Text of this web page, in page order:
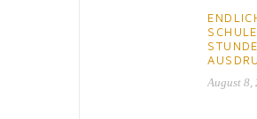
August 8,